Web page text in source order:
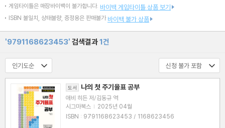
게임타이틀은 매장바이백이 불가합니다. 바이백 게임타이틀 상품 보기
ISBN 불일치, 상태불량, 증정용은 판매불가 바이백 불가 상품
'9791168623453' 검색결과1건
도서 나의 첫 주기율표 공부
애비 히든 저/김동규 역
시그마북스 | 2025년 04월
ISBN : 9791168623453 / 1168623456